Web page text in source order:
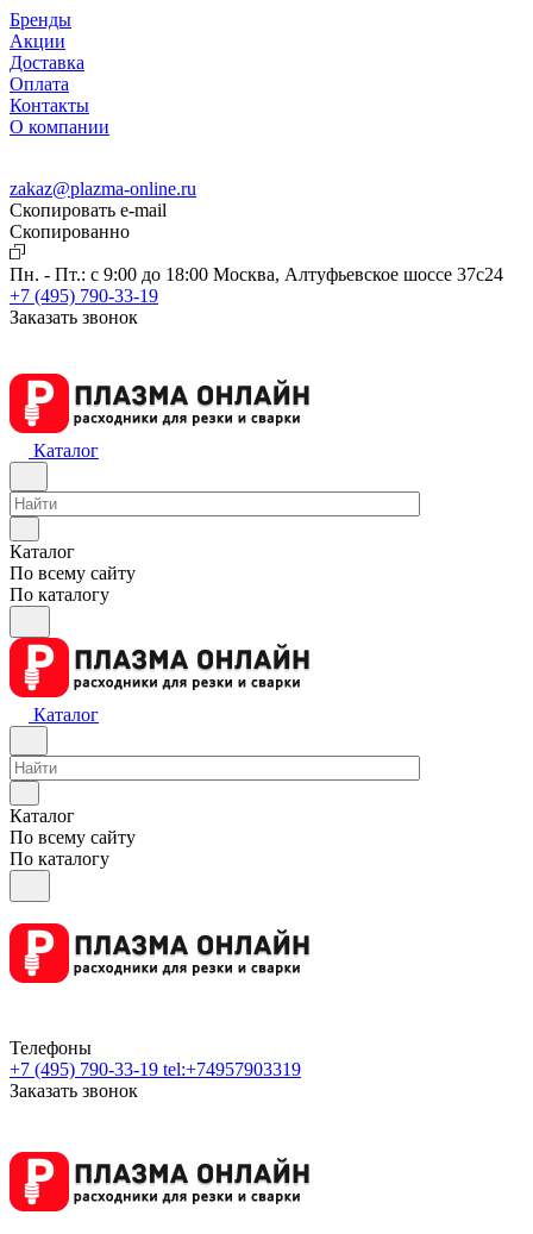
Бренды
Акции
Доставка
Оплата
Контакты
О компании
zakaz@plazma-online.ru
Скопировать e-mail
Cкопированно
Пн. - Пт.: с 9:00 до 18:00 Москва, Алтуфьевское шоссе 37с24
+7 (495) 790-33-19
Заказать звонок
Каталог
Каталог
По всему сайту
По каталогу
Каталог
Каталог
По всему сайту
По каталогу
Телефоны
+7 (495) 790-33-19 tel:+74957903319
Заказать звонок